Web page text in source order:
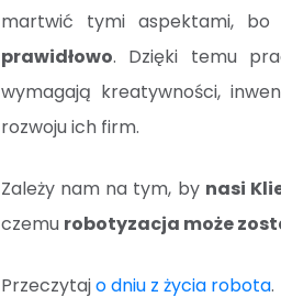
martwić tymi aspektami,
prawidłowo. Dzięki temu
wymagają kreatywności,
rozwoju ich firm.
Zależy nam na tym, by nasi
czemu robotyzacja może
Przeczytajo dniu z życia robota.